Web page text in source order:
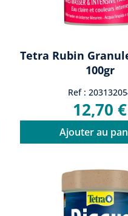
Tetra Rubin
100gr
Ref :
12,70 €
Ajouter au